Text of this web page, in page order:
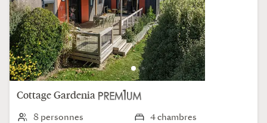
Cottage Gardenia
8 personnes
4 chambres